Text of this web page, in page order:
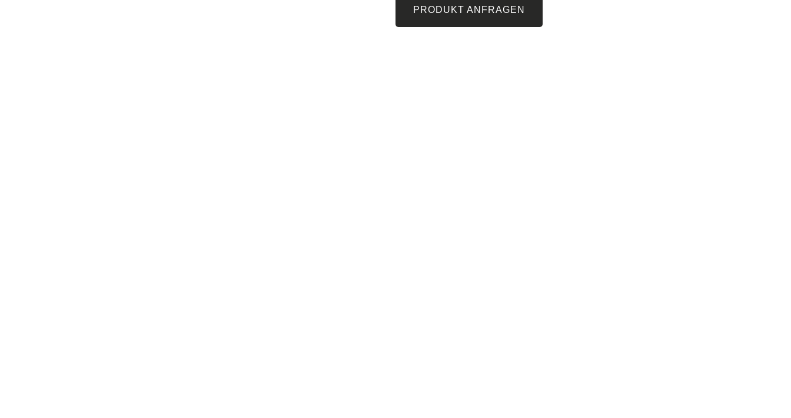
PRODUKT ANFRAGEN